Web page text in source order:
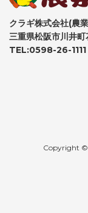
クラギ株式会社(農
三重県松阪市川井
TEL:0598-26-1111
Copyright ©